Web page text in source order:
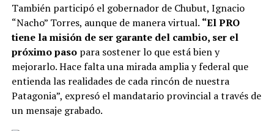
También participó el gobernador de Chubut, Ignacio
“Nacho” Torres, aunque de manera virtual. “El PRO
tiene la misión de ser garante del cambio, ser el
próximo paso para sostener lo que está bien y
mejorarlo. Hace falta una mirada amplia y federal que
entienda las realidades de cada rincón de nuestra
Patagonia”, expresó el mandatario provincial a través de
un mensaje grabado.